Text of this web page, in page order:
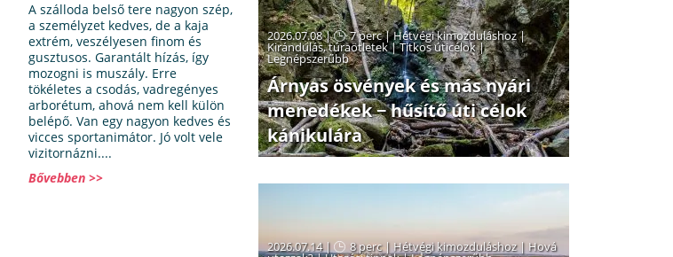
A szálloda belső tere nagyon szép,
a személyzet kedves, de a kaja
extrém, veszélyesen finom és
gusztusos. Garantált hízás, így
mozogni is muszály. Erre
tökéletes a csodás, vadregényes
arborétum, ahová nem kell külön
belépő. Van egy nagyon kedves és
vicces sportanimátor. Jó volt vele
vizitornázni....
Bővebben >>
2026.07.08 | 7 perc|Hétvégi kimozduláshoz|
Kirándulás, túraötletek|Titkos úticélok|
Legnépszerűbb
Árnyas ösvények és más nyári
menedékek − hűsítő úti célok
kánikulára
2026.07.14 | 8 perc| Hétvégi kimozduláshoz| Hová